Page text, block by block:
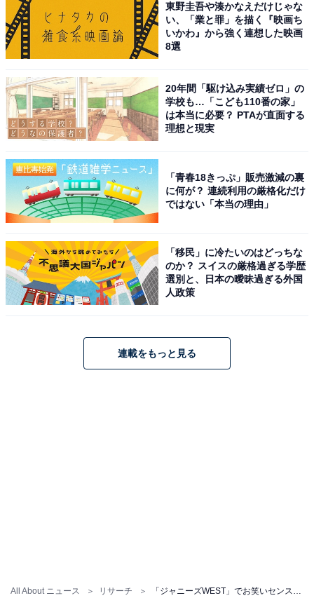
All About ニュース リサーチ
東野圭吾や湊かなえだけじゃな
い、「業と罪」を描く『映画ち
いかわ』から強く連想した映画
8選
20年間「駆け込み実績ゼロ」の
学校も…「こども110番の家」
は本当に必要？ PTAが直面する
理想と現実
「青春18きっぷ」販売激減の裏
に何が？ 連続利用の厳格化だけ
ではない「本当の理由」
「移民」に冷たいのはどっちな
のか？ スイスの厳格過ぎる学歴
選別と、日本の曖昧過ぎる外国
人政策
連載をもっと見る